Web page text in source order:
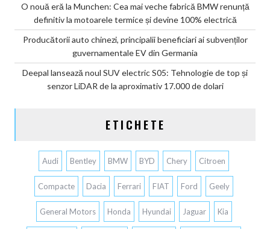
O nouă eră la Munchen: Cea mai veche fabrică BMW renunță
definitiv la motoarele termice și devine 100% electrică
Producătorii auto chinezi, principalii beneficiari ai subvenților
guvernamentale EV din Germania
Deepal lansează noul SUV electric S05: Tehnologie de top și
senzor LiDAR de la aproximativ 17.000 de dolari
ETICHETE
Audi Bentley BMW BYD Chery Citroen
Compacte Dacia Ferrari FIAT Ford Geely
General Motors Honda Hyundai Jaguar Kia